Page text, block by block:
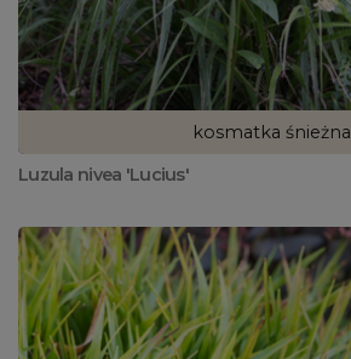
kosmatka śnieżna
Luzula nivea 'Lucius'